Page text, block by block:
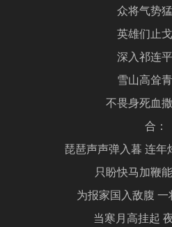
众将气势
英雄们止
深入祁连
雪山高耸
不畏身死血
合：
琵琶声声弹入暮 连年
只盼快马加鞭
为报家国入敌腹
当寒月高挂起